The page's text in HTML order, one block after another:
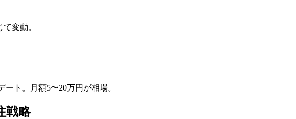
変動。
ト。月額5〜20万円が相場。
戦略